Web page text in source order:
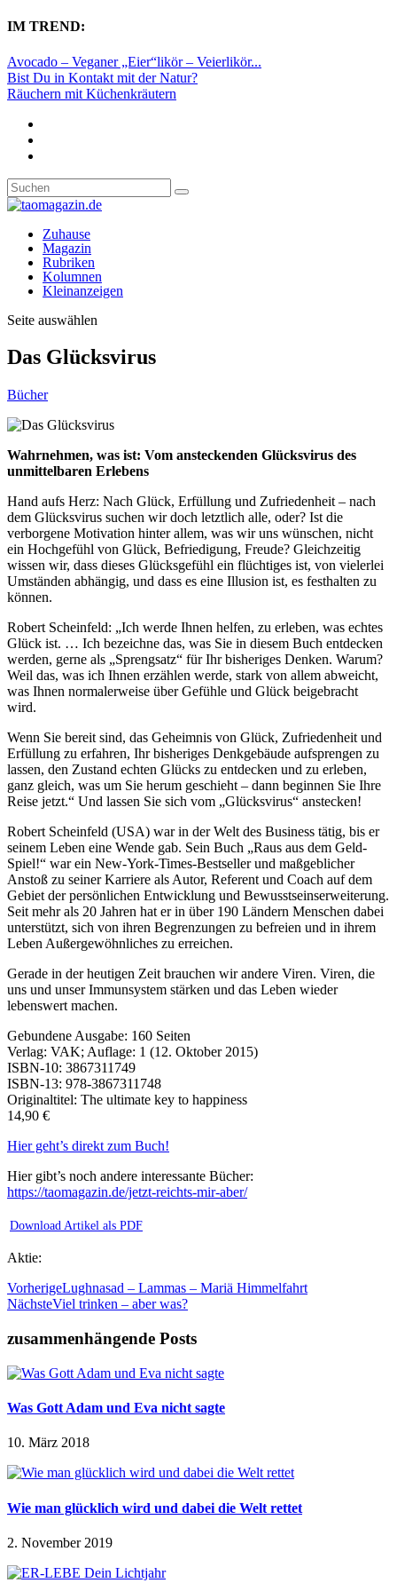
IM TREND:
Avocado – Veganer „Eier“likör – Veierlikör...
Bist Du in Kontakt mit der Natur?
Räuchern mit Küchenkräutern
Zuhause
Magazin
Rubriken
Kolumnen
Kleinanzeigen
Seite auswählen
Das Glücksvirus
Bücher
Wahrnehmen, was ist: Vom ansteckenden Glücksvirus des
unmittelbaren Erlebens
Hand aufs Herz: Nach Glück, Erfüllung und Zufriedenheit – nach
dem Glücksvirus suchen wir doch letztlich alle, oder? Ist die
verborgene Motivation hinter allem, was wir uns wünschen, nicht
ein Hochgefühl von Glück, Befriedigung, Freude? Gleichzeitig
wissen wir, dass dieses Glücksgefühl ein flüchtiges ist, von vielerlei
Umständen abhängig, und dass es eine Illusion ist, es festhalten zu
können.
Robert Scheinfeld: „Ich werde Ihnen helfen, zu erleben, was echtes
Glück ist. … Ich bezeichne das, was Sie in diesem Buch entdecken
werden, gerne als „Sprengsatz“ für Ihr bisheriges Denken. Warum?
Weil das, was ich Ihnen erzählen werde, stark von allem abweicht,
was Ihnen normalerweise über Gefühle und Glück beigebracht
wird.
Wenn Sie bereit sind, das Geheimnis von Glück, Zufriedenheit und
Erfüllung zu erfahren, Ihr bisheriges Denkgebäude aufsprengen zu
lassen, den Zustand echten Glücks zu entdecken und zu erleben,
ganz gleich, was um Sie herum geschieht – dann beginnen Sie Ihre
Reise jetzt.“ Und lassen Sie sich vom „Glücksvirus“ anstecken!
Robert Scheinfeld (USA) war in der Welt des Business tätig, bis er
seinem Leben eine Wende gab. Sein Buch „Raus aus dem Geld-
Spiel!“ war ein New-York-Times-Bestseller und maßgeblicher
Anstoß zu seiner Karriere als Autor, Referent und Coach auf dem
Gebiet der persönlichen Entwicklung und Bewusstseinserweiterung.
Seit mehr als 20 Jahren hat er in über 190 Ländern Menschen dabei
unterstützt, sich von ihren Begrenzungen zu befreien und in ihrem
Leben Außergewöhnliches zu erreichen.
Gerade in der heutigen Zeit brauchen wir andere Viren. Viren, die
uns und unser Immunsystem stärken und das Leben wieder
lebenswert machen.
Gebundene Ausgabe: 160 Seiten
Verlag: VAK; Auflage: 1 (12. Oktober 2015)
ISBN-10: 3867311749
ISBN-13: 978-3867311748
Originaltitel: The ultimate key to happiness
14,90 €
Hier geht’s direkt zum Buch!
Hier gibt’s noch andere interessante Bücher:
https://taomagazin.de/jetzt-reichts-mir-aber/
Download Artikel als PDF
Aktie:
VorherigeLughnasad – Lammas – Mariä Himmelfahrt
NächsteViel trinken – aber was?
zusammenhängende Posts
Was Gott Adam und Eva nicht sagte
10. März 2018
Wie man glücklich wird und dabei die Welt rettet
2. November 2019